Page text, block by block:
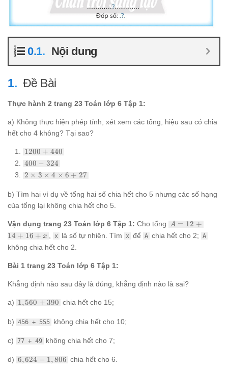
Nội dung
Đề Bài
Thực hành 2 trang 23 Toán lớp 6 Tập 1:
a) Không thực hiện phép tính, xét xem các tổng, hiệu sau có chia
hết cho 4 không? Tại sao?
1200
+
440
1200 + 440
400
-
324
400 − 324
2
\times
4
6 + 27
2 × 3 × 4 × 6 + 27
b) Tìm hai ví dụ về tổng hai số chia hết cho 5 nhưng các số hạng
của tổng lại không chia hết cho 5.
Vận dụng trang 23 Toán lớp 6 Tập 1: Cho tổng
A
=
12
+
A = 12 +
14 + 16 + x , x là số tự nhiên. Tìm x để A chia hết cho 2; A
không chia hết cho 2.
Bài 1 trang 23 Toán lớp 6 Tập 1:
Khẳng định nào sau đây là đúng, khẳng định nào là sai?
a) 1,560
390
1, 560 + 390 chia hết cho 15;
b) 456 + 555 không chia hết cho 10;
c) 77 + 49 không chia hết cho 7;
d) 6,624
6, 624 − 1, 806 chia hết cho 6.